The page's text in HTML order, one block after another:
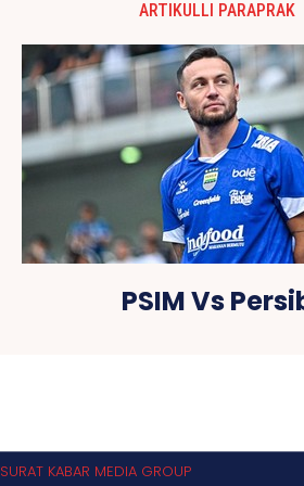
ARTIKULLI PARAPRAK
PSIM Vs
SURAT KABAR MEDIA GROUP